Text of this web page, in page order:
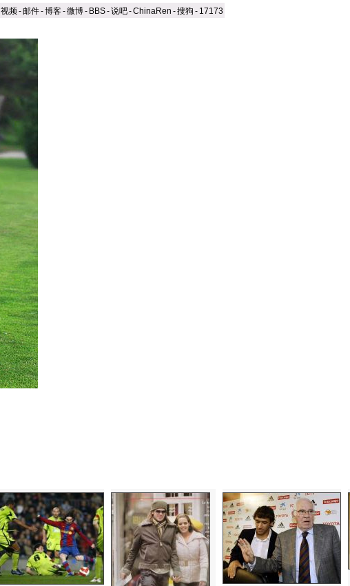
视频-邮件-博客-微博- BBS-说吧-ChinaRen -搜狗 - 17173